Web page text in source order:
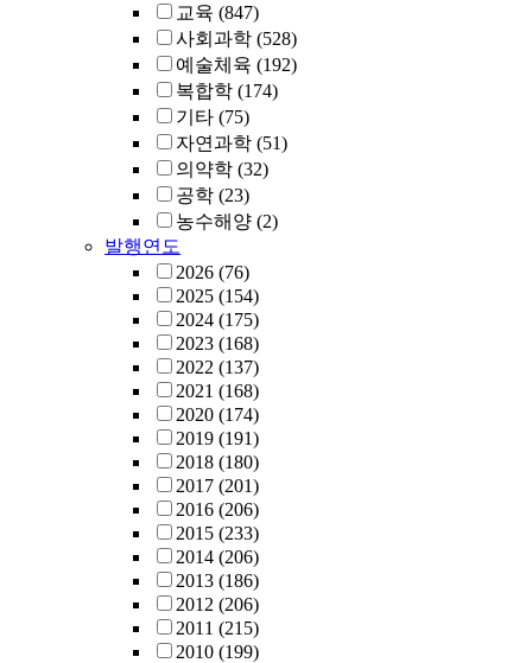
교육 (847)
사회과학 (528)
예술체육 (192)
복합학 (174)
기타 (75)
자연과학 (51)
의약학 (32)
공학 (23)
농수해양 (2)
발행연도
2026 (76)
2025 (154)
2024 (175)
2023 (168)
2022 (137)
2021 (168)
2020 (174)
2019 (191)
2018 (180)
2017 (201)
2016 (206)
2015 (233)
2014 (206)
2013 (186)
2012 (206)
2011 (215)
2010 (199)